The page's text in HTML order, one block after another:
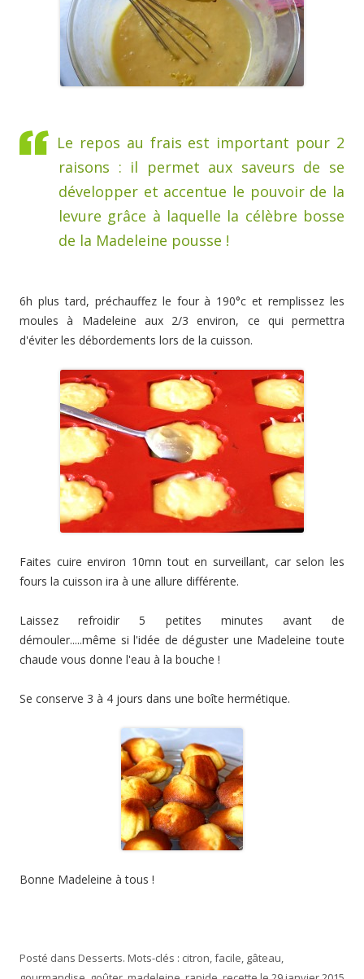
Le repos au frais est important pour 2
raisons : il permet aux saveurs de se
développer et accentue le pouvoir de la
levure grâce à laquelle la célèbre bosse
de la Madeleine pousse !
6h plus tard, préchauffez le four à 190°c et remplissez les
moules à Madeleine aux 2/3 environ, ce qui permettra
d'éviter les débordements lors de la cuisson.
Faites cuire environ 10mn tout en surveillant, car selon les
fours la cuisson ira à une allure différente.
Laissez refroidir 5 petites minutes avant de
démouler.....même si l'idée de déguster une Madeleine toute
chaude vous donne l'eau à la bouche !
Se conserve 3 à 4 jours dans une boîte hermétique.
Bonne Madeleine à tous !
Posté dans Desserts. Mots-clés : citron,facile, gâteau,